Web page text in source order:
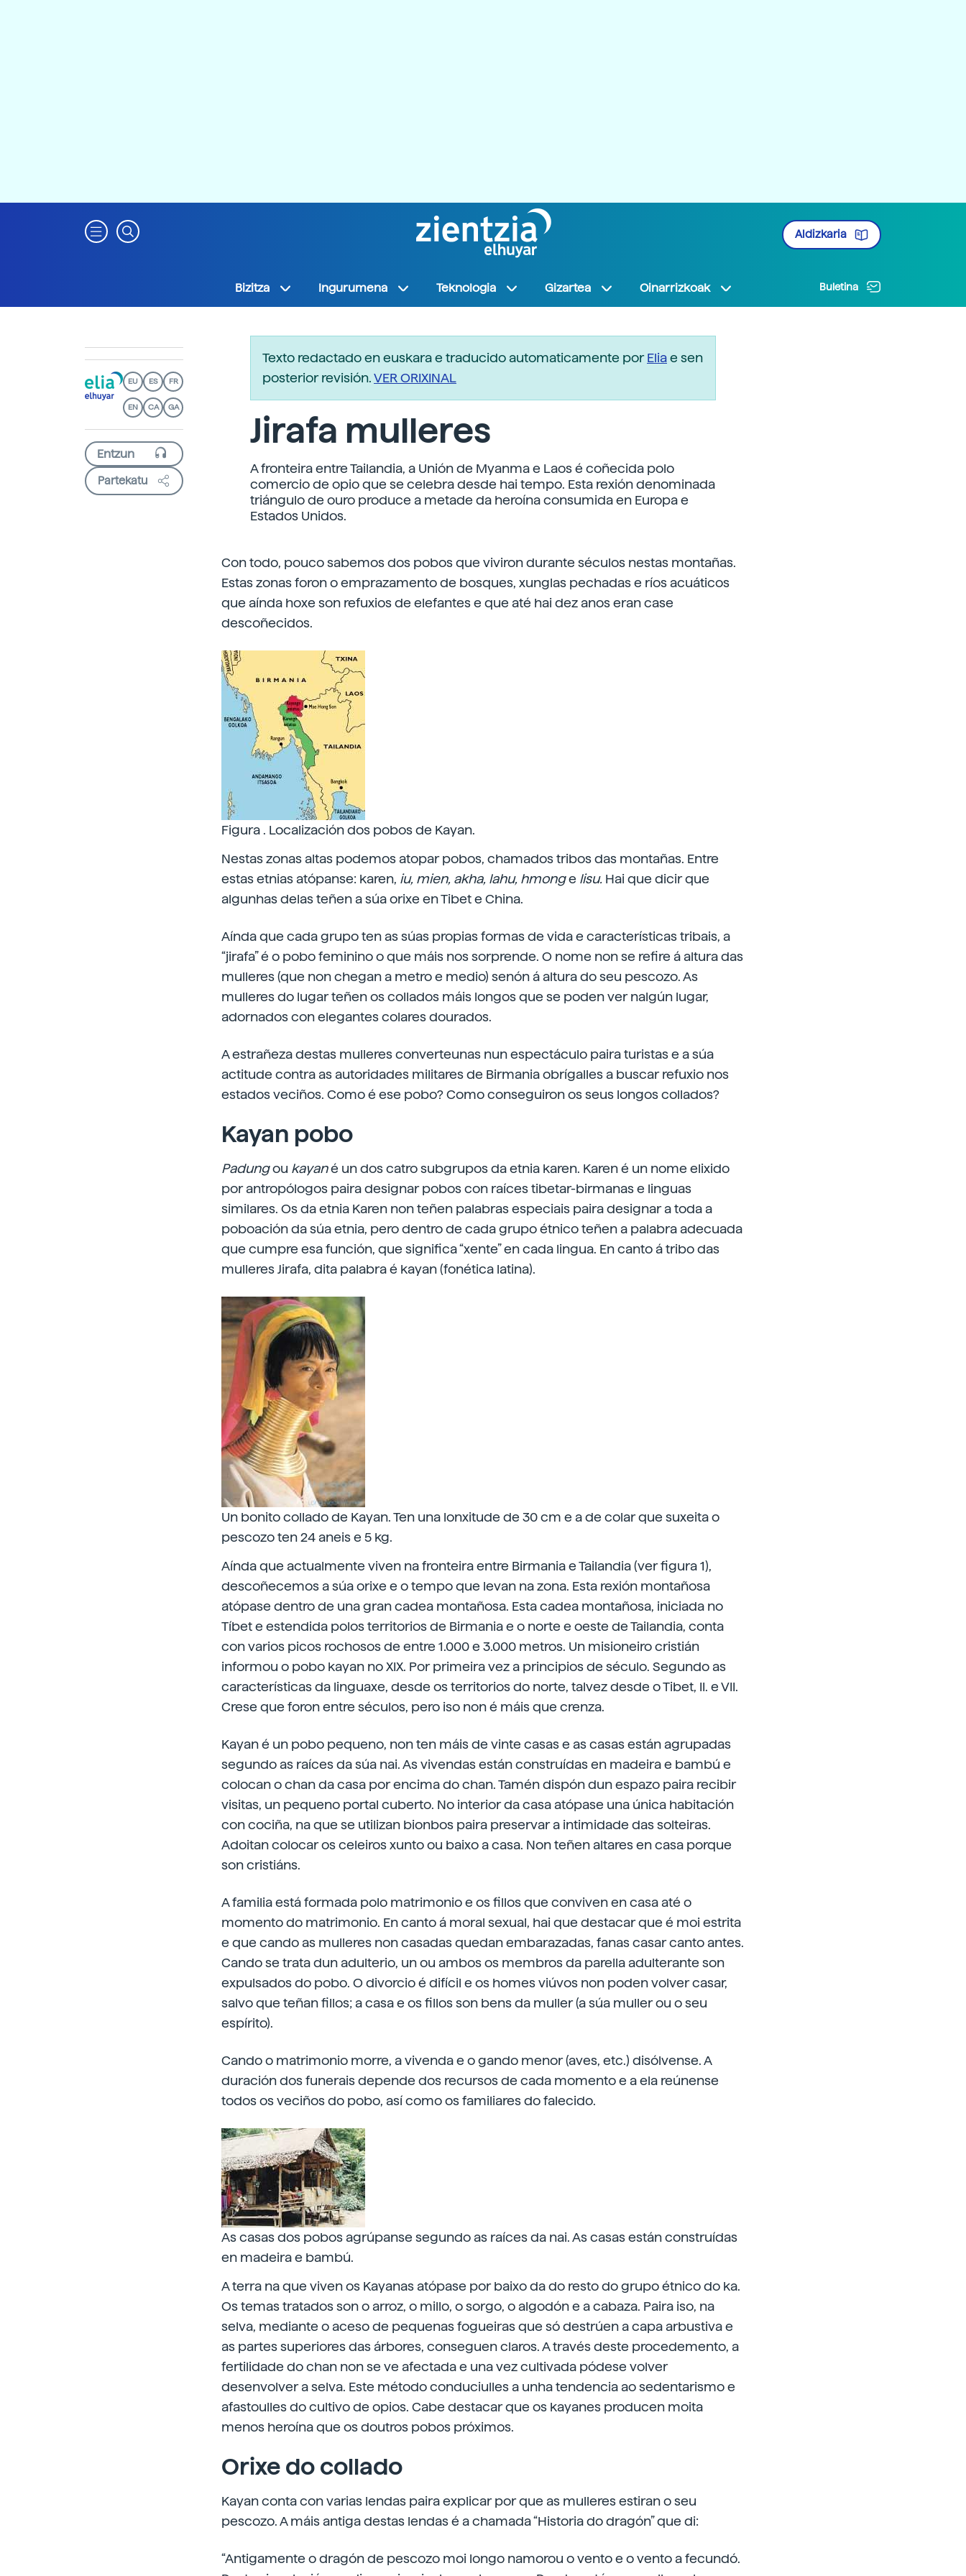
Aldizkaria
Bizitza Ingurumena Teknologia Gizartea Oinarrizkoak Buletina
EU ES FR
EN CA GA
Partekatu
Texto redactado en euskara e traducido automaticamente porEliae sen
posterior revisión.VER ORIXINAL
Jirafa mulleres
A fronteira entre Tailandia, a Unión de Myanma e Laos é coñecida polo
comercio de opio que se celebra desde hai tempo. Esta rexión denominada
triángulo de ouro produce a metade da heroína consumida en Europa e
Estados Unidos.
Con todo, pouco sabemos dos pobos que viviron durante séculos nestas montañas.
Estas zonas foron o emprazamento de bosques, xunglas pechadas e ríos acuáticos
que aínda hoxe son refuxios de elefantes e que até hai dez anos eran case
descoñecidos.
Figura . Localización dos pobos de Kayan.
Nestas zonas altas podemos atopar pobos, chamados tribos das montañas. Entre
estas etnias atópanse: karen, iu, mien, akha, lahu, hmonge lisu. Hai que dicir que
algunhas delas teñen a súa orixe en Tibet e China.
Aínda que cada grupo ten as súas propias formas de vida e características tribais, a
“jirafa” é o pobo feminino o que máis nos sorprende. O nome non se refire á altura das
mulleres (que non chegan a metro e medio) senón á altura do seu pescozo. As
mulleres do lugar teñen os collados máis longos que se poden ver nalgún lugar,
adornados con elegantes colares dourados.
A estrañeza destas mulleres converteunas nun espectáculo paira turistas e a súa
actitude contra as autoridades militares de Birmania obrígalles a buscar refuxio nos
estados veciños. Como é ese pobo? Como conseguiron os seus longos collados?
Kayan pobo
Padungou kayané un dos catro subgrupos da etnia karen. Karen é un nome elixido
por antropólogos paira designar pobos con raíces tibetar-birmanas e linguas
similares. Os da etnia Karen non teñen palabras especiais paira designar a toda a
poboación da súa etnia, pero dentro de cada grupo étnico teñen a palabra adecuada
que cumpre esa función, que significa “xente” en cada lingua. En canto á tribo das
mulleres Jirafa, dita palabra é kayan (fonética latina).
Un bonito collado de Kayan. Ten una lonxitude de 30 cm e a de colar que suxeita o
pescozo ten 24 aneis e 5 kg.
Aínda que actualmente viven na fronteira entre Birmania e Tailandia (ver figura 1),
descoñecemos a súa orixe e o tempo que levan na zona. Esta rexión montañosa
atópase dentro de una gran cadea montañosa. Esta cadea montañosa, iniciada no
Tíbet e estendida polos territorios de Birmania e o norte e oeste de Tailandia, conta
con varios picos rochosos de entre 1.000 e 3.000 metros. Un misioneiro cristián
informou o pobo kayan no XIX. Por primeira vez a principios de século. Segundo as
características da linguaxe, desde os territorios do norte, talvez desde o Tibet, II. e VII.
Crese que foron entre séculos, pero iso non é máis que crenza.
Kayan é un pobo pequeno, non ten máis de vinte casas e as casas están agrupadas
segundo as raíces da súa nai. As vivendas están construídas en madeira e bambú e
colocan o chan da casa por encima do chan. Tamén dispón dun espazo paira recibir
visitas, un pequeno portal cuberto. No interior da casa atópase una única habitación
con cociña, na que se utilizan bionbos paira preservar a intimidade das solteiras.
Adoitan colocar os celeiros xunto ou baixo a casa. Non teñen altares en casa porque
son cristiáns.
A familia está formada polo matrimonio e os fillos que conviven en casa até o
momento do matrimonio. En canto á moral sexual, hai que destacar que é moi estrita
e que cando as mulleres non casadas quedan embarazadas, fanas casar canto antes.
Cando se trata dun adulterio, un ou ambos os membros da parella adulterante son
expulsados do pobo. O divorcio é difícil e os homes viúvos non poden volver casar,
salvo que teñan fillos; a casa e os fillos son bens da muller (a súa muller ou o seu
espírito).
Cando o matrimonio morre, a vivenda e o gando menor (aves, etc.) disólvense. A
duración dos funerais depende dos recursos de cada momento e a ela reúnense
todos os veciños do pobo, así como os familiares do falecido.
As casas dos pobos agrúpanse segundo as raíces da nai. As casas están construídas
en madeira e bambú.
A terra na que viven os Kayanas atópase por baixo da do resto do grupo étnico do ka.
Os temas tratados son o arroz, o millo, o sorgo, o algodón e a cabaza. Paira iso, na
selva, mediante o aceso de pequenas fogueiras que só destrúen a capa arbustiva e
as partes superiores das árbores, conseguen claros. A través deste procedemento, a
fertilidade do chan non se ve afectada e una vez cultivada pódese volver
desenvolver a selva. Este método conduciulles a unha tendencia ao sedentarismo e
afastoulles do cultivo de opios. Cabe destacar que os kayanes producen moita
menos heroína que os doutros pobos próximos.
Orixe do collado
Kayan conta con varias lendas paira explicar por que as mulleres estiran o seu
pescozo. A máis antiga destas lendas é a chamada “Historia do dragón” que di:
“Antigamente o dragón de pescozo moi longo namorou o vento e o vento a fecundó.